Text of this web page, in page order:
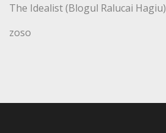
The Idealist (Blogul Ralucai Hagiu)
zoso